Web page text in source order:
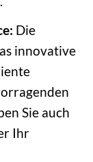
Die
innovative
Sie auch
Ihr